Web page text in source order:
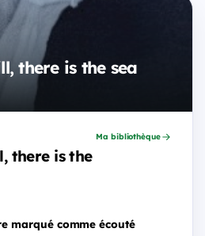
there is the sea
there is the
Ma bibliothèque
marqué comme écouté